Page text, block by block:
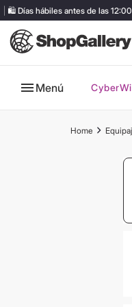
hábiles antes de las 12:00hs
Menú